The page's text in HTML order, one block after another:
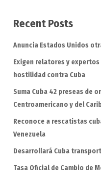
Recent Posts
Anuncia Estados Unidos
Exigen relatores y expertos
hostilidad contra Cuba
Suma Cuba 42 preseas de
Centroamericano y del
Reconoce a rescatistas
Venezuela
Desarrollará Cuba
Tasa Oficial de Cambio de